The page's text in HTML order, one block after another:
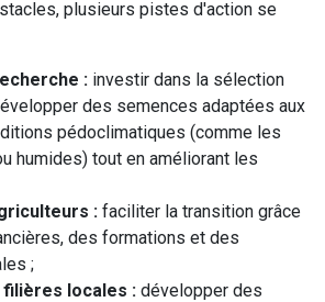
plusieurs pistes d'action se
: investir dans la sélection
des semences adaptées aux
pédoclimatiques (comme les
humides) tout en améliorant les
: faciliter la transition grâce
des formations et des
;
locales : développer des